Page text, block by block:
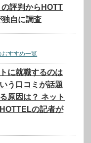
評判からHOTT
独自に調査
すすめ一覧
に就職するのは
う口コミが話題
原因は？ ネット
の記者が